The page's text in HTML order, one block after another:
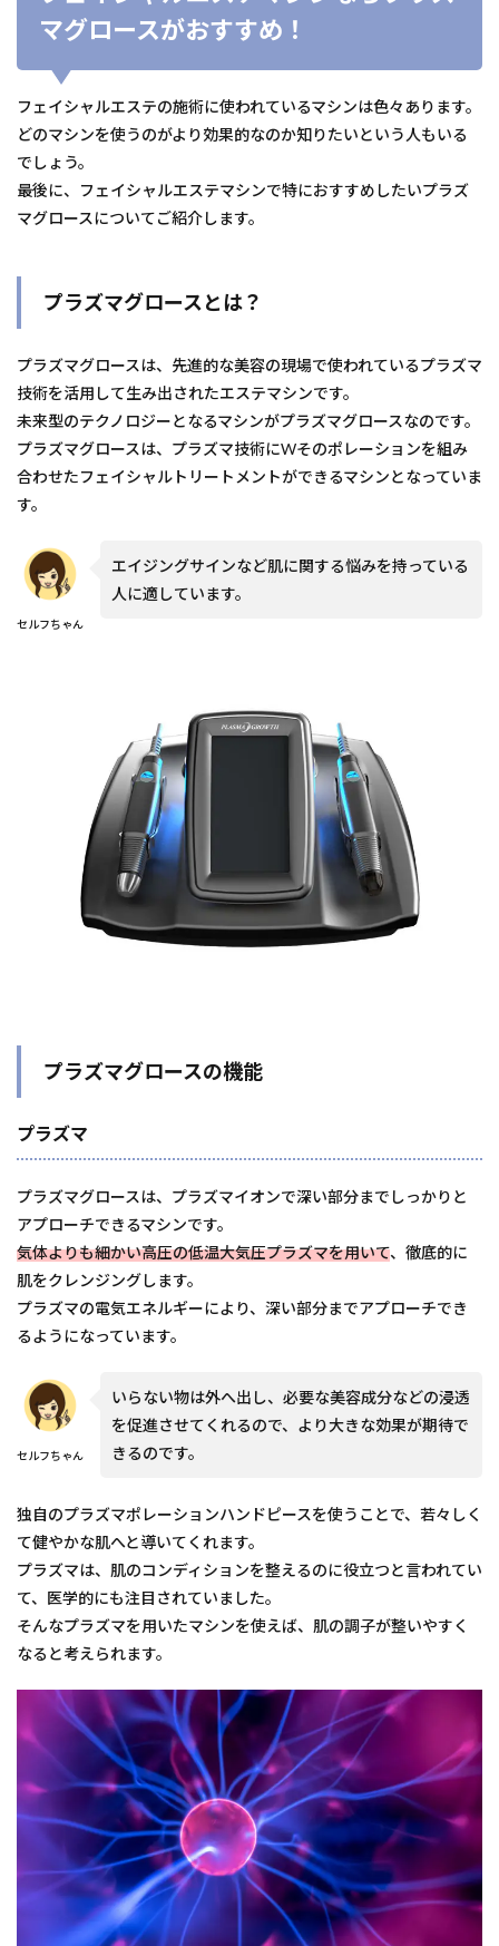
マグロースがおすすめ！
フェイシャルエステの施術に使われているマシンは色々あります。
どのマシンを使うのがより効果的なのか知りたいという人もいる
でしょう。
最後に、フェイシャルエステマシンで特におすすめしたいプラズ
マグロースについてご紹介します。
プラズマグロースとは？
プラズマグロースは、先進的な美容の現場で使われているプラズマ
技術を活用して生み出されたエステマシンです。
未来型のテクノロジーとなるマシンがプラズマグロースなのです。
プラズマグロースは、プラズマ技術にWそのポレーションを組み
合わせたフェイシャルトリートメントができるマシンとなっていま
す。
セルフちゃん
エイジングサインなど肌に関する悩みを持っている
人に適しています。
プラズマグロースの機能
プラズマ
プラズマグロースは、プラズマイオンで深い部分までしっかりと
アプローチできるマシンです。
気体よりも細かい高圧の低温大気圧プラズマを用いて、徹底的に
肌をクレンジングします。
プラズマの電気エネルギーにより、深い部分までアプローチでき
るようになっています。
セルフちゃん
いらない物は外へ出し、必要な美容成分などの浸透
を促進させてくれるので、より大きな効果が期待で
きるのです。
独自のプラズマポレーションハンドピースを使うことで、若々しく
て健やかな肌へと導いてくれます。
プラズマは、肌のコンディションを整えるのに役立つと言われてい
て、医学的にも注目されていました。
そんなプラズマを用いたマシンを使えば、肌の調子が整いやすく
なると考えられます。